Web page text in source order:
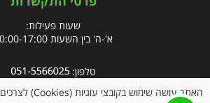
שעות פעילות:
א'-ה' בין השעות 10:00-17:00
טלפון:
האתר עושה שימוש בקובצי עוגיות (Cookies) לצרכים